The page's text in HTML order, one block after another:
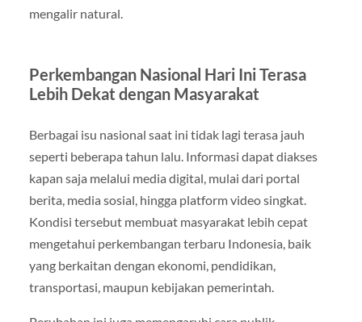
mengalir natural.
Perkembangan Nasional Hari Ini Terasa
Lebih Dekat dengan Masyarakat
Berbagai isu nasional saat ini tidak lagi terasa jauh
seperti beberapa tahun lalu. Informasi dapat diakses
kapan saja melalui media digital, mulai dari portal
berita, media sosial, hingga platform video singkat.
Kondisi tersebut membuat masyarakat lebih cepat
mengetahui perkembangan terbaru Indonesia, baik
yang berkaitan dengan ekonomi, pendidikan,
transportasi, maupun kebijakan pemerintah.